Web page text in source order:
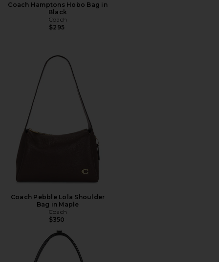
Coach Hamptons Hobo Bag in
Black
Coach
$295
Coach Pebble Lola Shoulder
Bag in Maple
Coach
$350